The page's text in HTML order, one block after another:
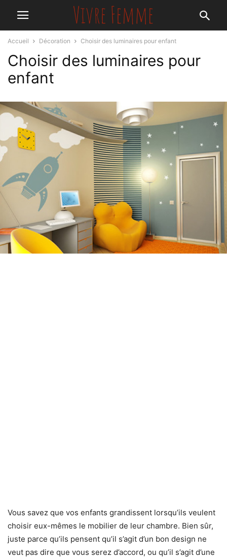
Accueil Décoration Choisir des luminaires pour enfant
Choisir des luminaires pour
enfant
Vous savez que vos enfants grandissent lorsqu’ils veulent
choisir eux-mêmes le mobilier de leur chambre. Bien sûr,
juste parce qu’ils pensent qu’il s’agit d’un bon design ne
veut pas dire que vous serez d’accord, ou qu’il s’agit d’une